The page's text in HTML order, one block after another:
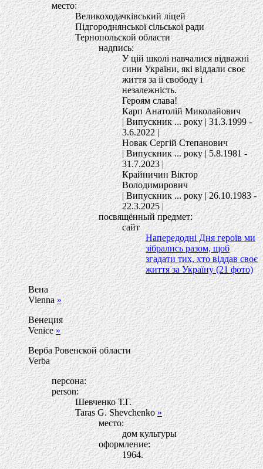
место:
Великоходачківський ліцей
Підгороднянської сільської ради
Тернопольской области
надпись:
У цiй школi навчалися вiдважнi
сини України, якi вiддали своє
життя за iї свободу i
незалежнiсть.
Героям слава!
Карп Анатолiй Миколайович
| Випускник ... року | 31.3.1999 -
3.6.2022 |
Новак Сергiй Степанович
| Випускник ... року | 5.8.1981 -
31.7.2023 |
Крайничин Вiктор
Володимирович
| Випускник ... року | 26.10.1983 -
22.3.2025 |
посвящённый предмет:
сайт
Напередодні Дня героїв ми
зібрались разом, щоб
згадати тих, хто віддав своє
життя за Україну (21 фото)
Вена
Vienna»
Венеция
Venice»
Верба Ровенской области
Verba
персона:
person:
Шевченко Т.Г.
Taras G. Shevchenko»
место:
дом культуры
оформление:
1964.